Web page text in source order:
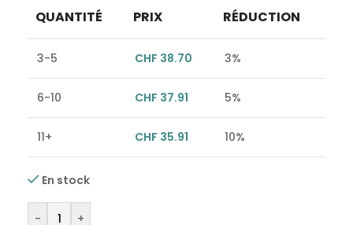
QUANTITÉ PRIX RÉDUCTION
3-5 CHF 38.70 3%
6-10 CHF 37.91 5%
11+ CHF 35.91 10%
En stock
- +
Alternative: